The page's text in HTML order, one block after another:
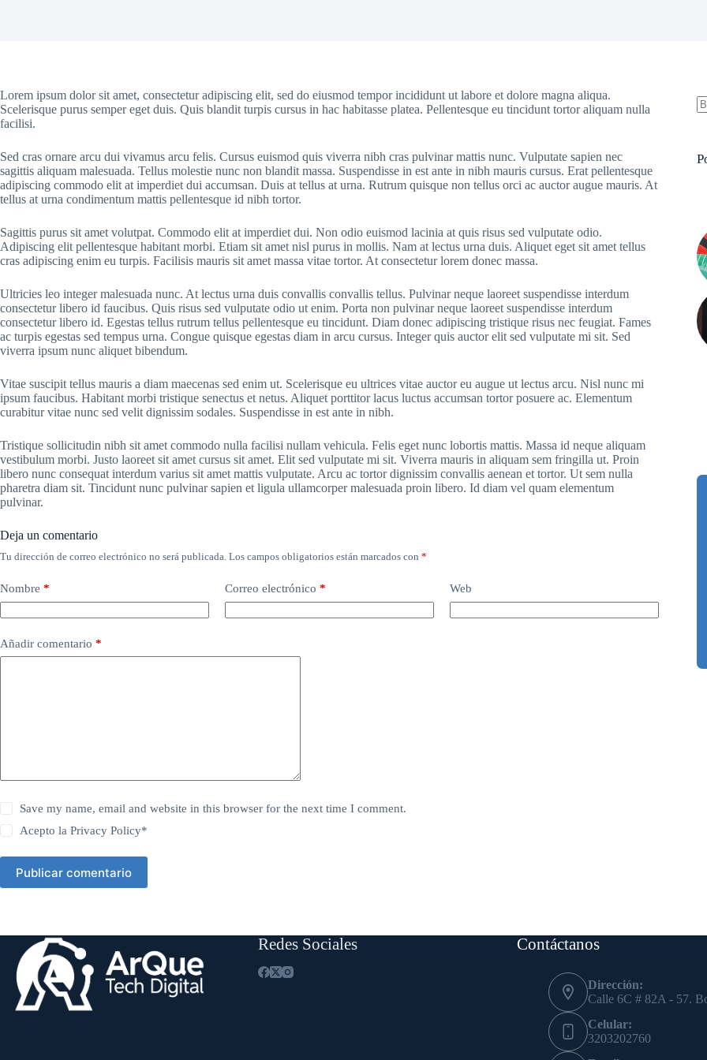
Lorem ipsum dolor sit amet, consectetur adipiscing elit, sed do eiusmod tempor incididunt ut labore et dolore magna aliqua.
Scelerisque purus semper eget duis. Quis blandit turpis cursus in hac habitasse platea. Pellentesque eu tincidunt tortor aliquam nulla
facilisi.
Sed cras ornare arcu dui vivamus arcu felis. Cursus euismod quis viverra nibh cras pulvinar mattis nunc. Vulputate sapien nec
sagittis aliquam malesuada. Tellus molestie nunc non blandit massa. Suspendisse in est ante in nibh mauris cursus. Erat pellentesque
adipiscing commodo elit at imperdiet dui accumsan. Duis at tellus at urna. Rutrum quisque non tellus orci ac auctor augue mauris. At
tellus at urna condimentum mattis pellentesque id nibh tortor.
Sagittis purus sit amet volutpat. Commodo elit at imperdiet dui. Non odio euismod lacinia at quis risus sed vulputate odio.
Adipiscing elit pellentesque habitant morbi. Etiam sit amet nisl purus in mollis. Nam at lectus urna duis. Aliquet eget sit amet tellus
cras adipiscing enim eu turpis. Facilisis mauris sit amet massa vitae tortor. At consectetur lorem donec massa.
Ultricies leo integer malesuada nunc. At lectus urna duis convallis convallis tellus. Pulvinar neque laoreet suspendisse interdum
consectetur libero id faucibus. Quis risus sed vulputate odio ut enim. Porta non pulvinar neque laoreet suspendisse interdum
consectetur libero id. Egestas tellus rutrum tellus pellentesque eu tincidunt. Diam donec adipiscing tristique risus nec feugiat. Fames
ac turpis egestas sed tempus urna. Congue quisque egestas diam in arcu cursus. Integer quis auctor elit sed vulputate mi sit. Sed
viverra ipsum nunc aliquet bibendum.
Vitae suscipit tellus mauris a diam maecenas sed enim ut. Scelerisque eu ultrices vitae auctor eu augue ut lectus arcu. Nisl nunc mi
ipsum faucibus. Habitant morbi tristique senectus et netus. Aliquet porttitor lacus luctus accumsan tortor posuere ac. Elementum
curabitur vitae nunc sed velit dignissim sodales. Suspendisse in est ante in nibh.
Tristique sollicitudin nibh sit amet commodo nulla facilisi nullam vehicula. Felis eget nunc lobortis mattis. Massa id neque aliquam
vestibulum morbi. Justo laoreet sit amet cursus sit amet. Elit sed vulputate mi sit. Viverra mauris in aliquam sem fringilla ut. Proin
libero nunc consequat interdum varius sit amet mattis vulputate. Arcu ac tortor dignissim convallis aenean et tortor. Ut sem nulla
pharetra diam sit. Tincidunt nunc pulvinar sapien et ligula ullamcorper malesuada proin libero. Id diam vel quam elementum
pulvinar.
Deja un comentario
Tu dirección de correo electrónico no será publicada. Los campos obligatorios están marcados con *
Nombre * Correo electrónico * Web
Añadir comentario *
Save my name, email and website in this browser for the next time I comment.
Acepto laPrivacy Policy*
Publicar comentario
Redes Sociales Contáctanos
Dirección:
Calle 6C # 82A - 57.
Celular:
3203202760